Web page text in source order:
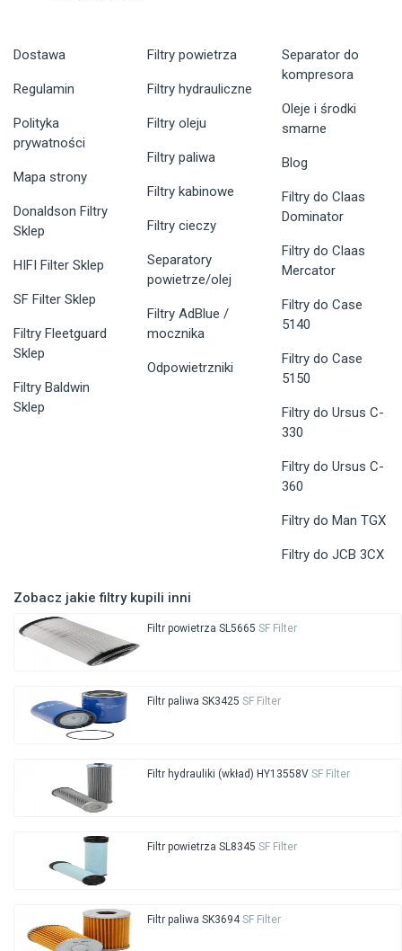
Dostawa
Regulamin
Polityka
prywatności
Mapa strony
Donaldson Filtry
Sklep
HIFI Filter Sklep
SF Filter Sklep
Filtry Fleetguard
Sklep
Filtry Baldwin
Sklep
Filtry powietrza
Filtry hydrauliczne
Filtry oleju
Filtry paliwa
Filtry kabinowe
Filtry cieczy
Separatory
powietrze/olej
Filtry AdBlue /
mocznika
Odpowietrzniki
Separator do
kompresora
Oleje i środki
smarne
Blog
Filtry do Claas
Dominator
Filtry do Claas
Mercator
Filtry do Case
5140
Filtry do Case
5150
Filtry do Ursus C-
330
Filtry do Ursus C-
360
Filtry do Man TGX
Filtry do JCB 3CX
Zobacz jakie filtry kupili inni
Filtr powietrza SL5665 SF Filter
Filtr paliwa SK3425 SF Filter
Filtr hydrauliki (wkład) HY13558V SF Filter
Filtr powietrza SL8345 SF Filter
Filtr paliwa SK3694SF Filter